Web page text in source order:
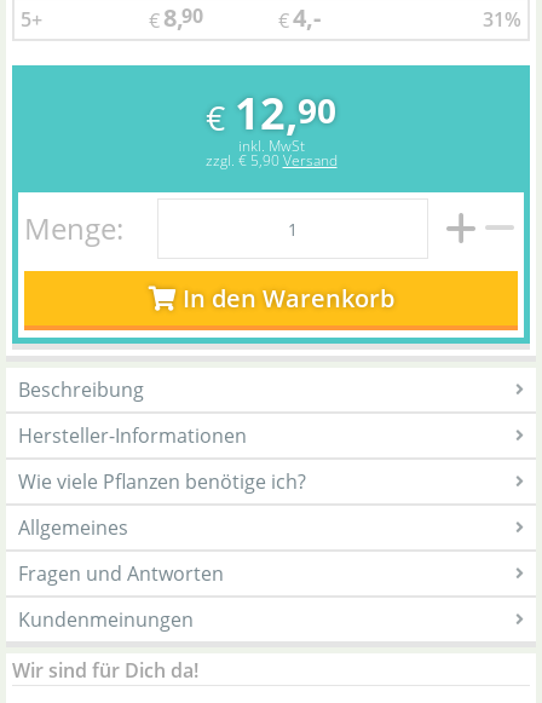
5+
€8,90 €4,- 31%
€ 12,90
inkl. MwSt
zzgl. € 5,90 Versand
Menge:
In den Warenkorb
Beschreibung
Hersteller-Informationen
Wie viele Pflanzen benötige ich?
Allgemeines
Fragen und Antworten
Kundenmeinungen
Wir sind für Dich da!